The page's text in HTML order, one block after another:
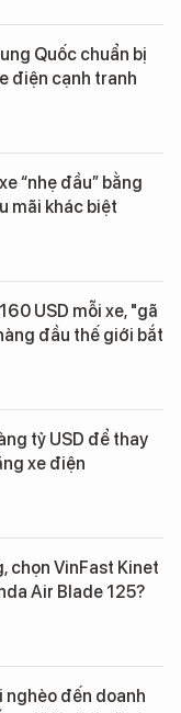
Quốc chuẩn bị
điện cạnh tranh
“nhẹ đầu” bằng
mãi khác biệt
USD mỗi xe, "gã
đầu thế giới bắt
tỷ USD để thay
xe điện
chọn VinFast Kinet
Air Blade 125?
nghèo đến doanh